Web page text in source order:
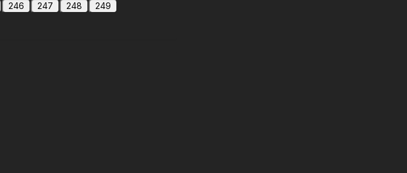
246 247 248 249